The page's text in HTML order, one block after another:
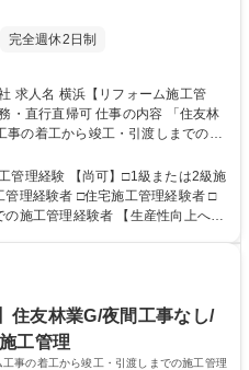
完全週休2日制
管
仕事の内容 「住友林
の着工から竣工・引渡しまでの施
を導入し、現場ごとの情報一元管
います。 【仕事の流れ】
の引継ぎ(2)工事着工準備(予算作
工事管理(工程・安全・品質・原
ション、店舗等(間取り変更を含む
る業務≫ 募集職種 横浜
間工事なし/時差勤務・直行直帰可
管理経験 【尚可】□1級または2級施
理経験者 □住宅施工管理経験者 □
験者 【生産性向上への
正内容の伝達、図面共有、入退場
完了報告など）また、現場カメラ
ることも可能です。 学歴・資
校 高校 語学力： 資格：
住友林業G/夜間工事なし/
工管理
事の着工から竣工・引渡しまでの施工管理